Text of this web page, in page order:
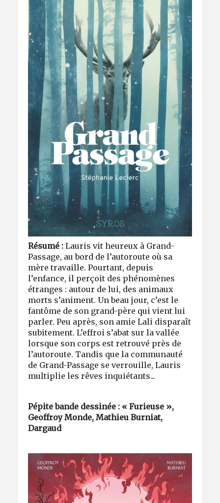
Résumé : Lauris vit heureux à Grand-
Passage, au bord de l’autoroute où sa
mère travaille. Pourtant, depuis
l’enfance, il perçoit des phénomènes
étranges : autour de lui, des animaux
morts s’animent. Un beau jour, c’est le
fantôme de son grand-père qui vient lui
parler. Peu après, son amie Lali disparaît
subitement. L’effroi s’abat sur la vallée
lorsque son corps est retrouvé près de
l’autoroute. Tandis que la communauté
de Grand-Passage se verrouille, Lauris
multiplie les rêves inquiétants...
Pépite bande dessinée : « Furieuse »,
Geoffroy Monde, Mathieu Burniat,
Dargaud